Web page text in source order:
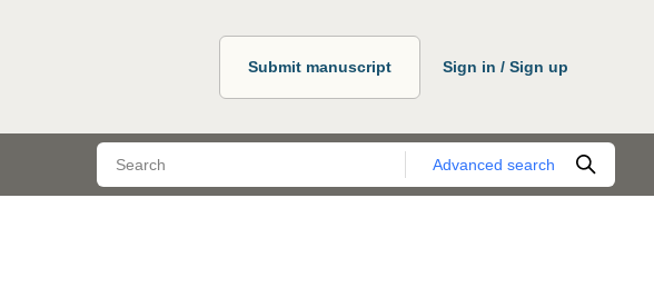
Submit manuscript Sign in / Sign up
Advanced search